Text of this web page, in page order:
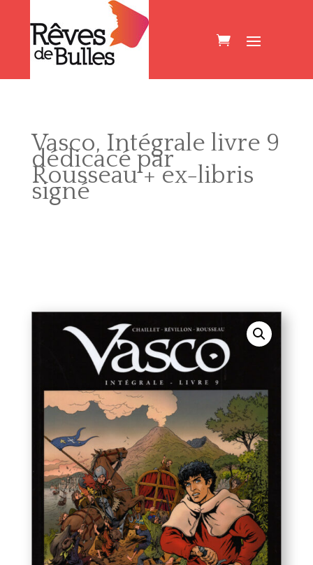
Vasco, Intégrale livre 9
dédicacé par
Rousseau + ex-libris
signé